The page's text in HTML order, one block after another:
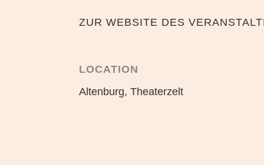
ZUR WEBSITE DES
LOCATION
Altenburg, Theaterzelt